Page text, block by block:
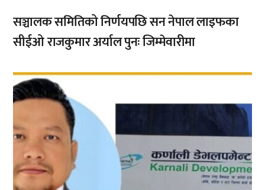
सञ्चालक समितिको निर्णयपछि सन नेपाल लाइफका
सीईओ राजकुमार अर्याल पुनः जिम्मेवारीमा
,